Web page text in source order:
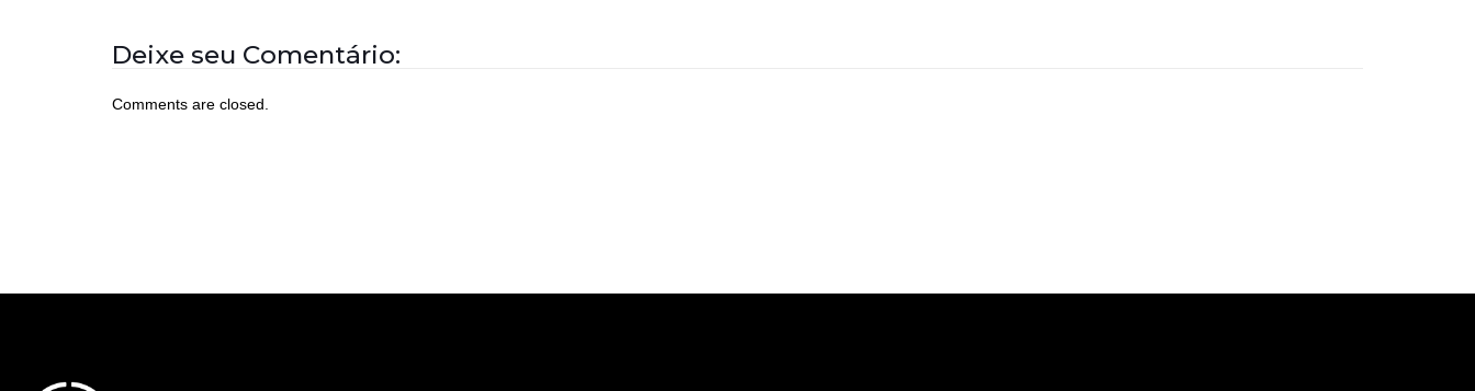
Deixe seu Comentário:
Comments are closed.